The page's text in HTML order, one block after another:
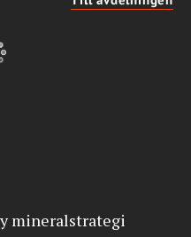
mineralstrategi